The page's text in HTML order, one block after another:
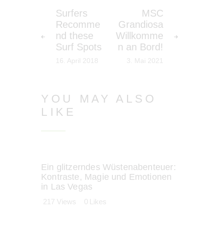
Surfers
Recomme
nd these
Surf Spots
16. April 2018
MSC
Grandiosa
Willkomme
n an Bord!
3. Mai 2021
YOU MAY ALSO
LIKE
Ein glitzerndes Wüstenabenteuer:
Kontraste, Magie und Emotionen
in Las Vegas
217 Views 0 Likes